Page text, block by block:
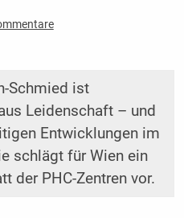
Schmied ist
Leidenschaft – und
Entwicklungen im
schlägt für Wien ein
der PHC-Zentren vor.